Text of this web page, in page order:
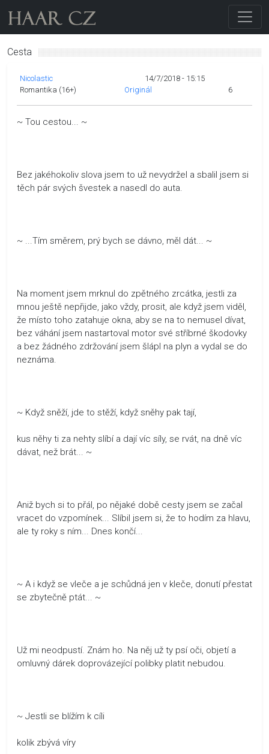
Cesta
Nicolastic
14/7/2018 - 15:15
Romantika (16+)
Originál 6
~ Tou cestou... ~
Bez jakéhokoliv slova jsem to už nevydržel a sbalil jsem si
těch pár svých švestek a nasedl do auta.
~ ...Tím směrem, prý bych se dávno, měl dát... ~
Na moment jsem mrknul do zpětného zrcátka, jestli za
mnou ještě nepřijde, jako vždy, prosit, ale když jsem viděl,
že místo toho zatahuje okna, aby se na to nemusel dívat,
bez váhání jsem nastartoval motor své stříbrné škodovky
a bez žádného zdržování jsem šlápl na plyn a vydal se do
neznáma.
~ Když sněží, jde to stěží, když sněhy pak tají,
kus něhy ti za nehty slíbí a dají víc síly, se rvát, na dně víc
dávat, než brát... ~
Aniž bych si to přál, po nějaké době cesty jsem se začal
vracet do vzpomínek... Slíbil jsem si, že to hodím za hlavu,
ale ty roky s ním... Dnes končí...
~ A i když se vleče a je schůdná jen v kleče, donutí přestat
se zbytečně ptát... ~
Už mi neodpustí. Znám ho. Na něj už ty psí oči, objetí a
omluvný dárek doprovázející polibky platit nebudou.
~ Jestli se blížím k cíli
kolik zbývá víry